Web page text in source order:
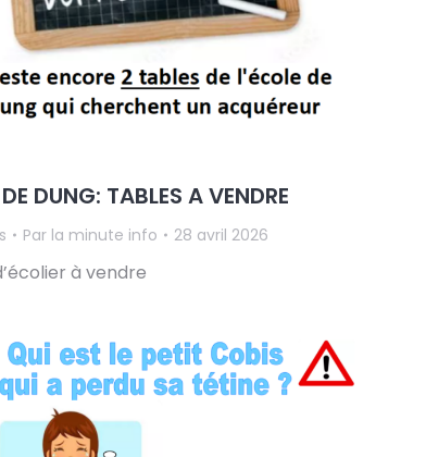
DUNG: TABLES A VENDRE
Par la minute info 28 avril 2026
à vendre